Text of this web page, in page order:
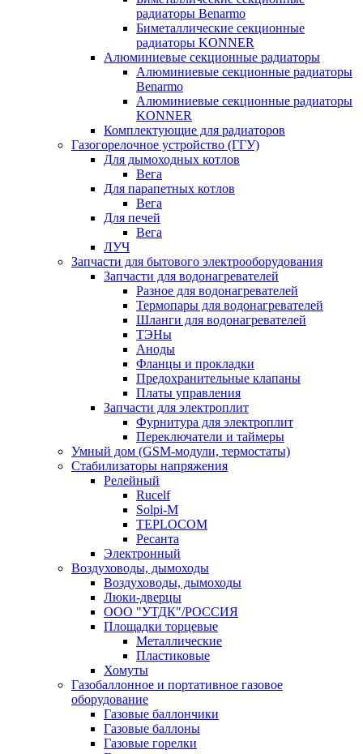
радиаторы Benarmo
Биметаллические секционные
радиаторы KONNER
Алюминиевые секционные радиаторы
Алюминиевые секционные радиаторы
Benarmo
Алюминиевые секционные радиаторы
KONNER
Комплектующие для радиаторов
Газогорелочное устройство (ГГУ)
Для дымоходных котлов
Вега
Для парапетных котлов
Вега
Для печей
Вега
ЛУЧ
Запчасти для бытового электрооборудования
Запчасти для водонагревателей
Разное для водонагревателей
Термопары для водонагревателей
Шланги для водонагревателей
ТЭНы
Аноды
Фланцы и прокладки
Предохранительные клапаны
Платы управления
Запчасти для электроплит
Фурнитура для электроплит
Переключатели и таймеры
Умный дом (GSM-модули, термостаты)
Cтабилизаторы напряжения
Релейный
Rucelf
Solpi-M
TEPLOCOM
Ресанта
Электронный
Воздуховоды, дымоходы
Воздуховоды, дымоходы
Люки-дверцы
ООО "УТДК"/РОССИЯ
Площадки торцевые
Металлические
Пластиковые
Хомуты
Газобаллонное и портативное газовое
оборудование
Газовые баллончики
Газовые баллоны
Газовые горелки